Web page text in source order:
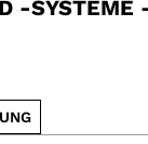
-SYSTEME